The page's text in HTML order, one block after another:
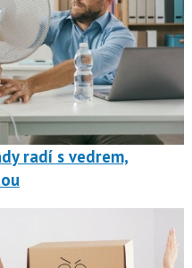
radí s vedrem,